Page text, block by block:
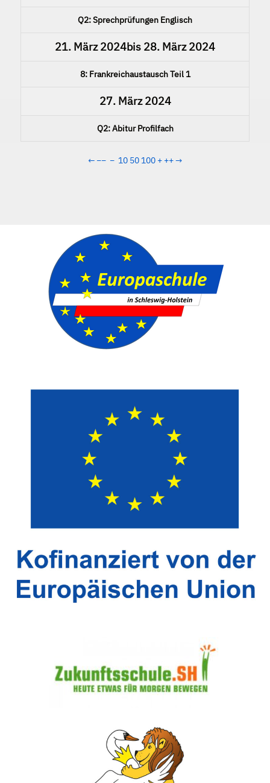
Q2: Sprechprüfungen Englisch
21. März 2024bis 28. März 2024
8: Frankreichaustausch Teil 1
27. März 2024
Q2: Abitur Profilfach
← −− − 10 50 100 + ++→